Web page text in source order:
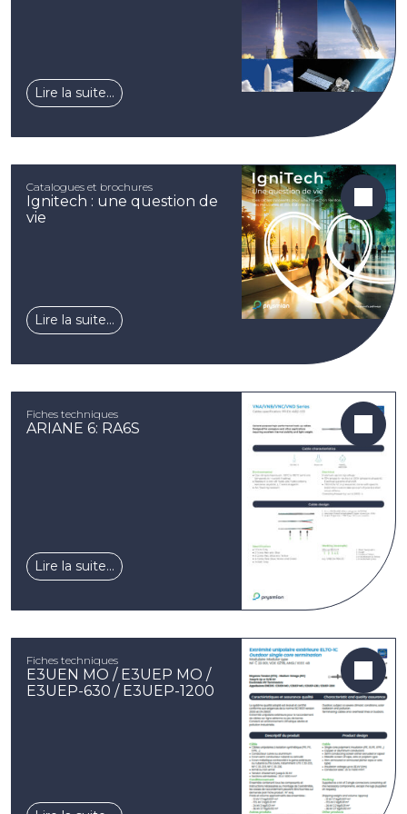
Lire la suite…
Catalogues et brochures
Ignitech : une question de
vie
Lire la suite…
Fiches techniques
ARIANE 6: RA6S
Lire la suite…
Fiches techniques
E3UEN MO / E3UEP MO /
E3UEP-630 / E3UEP-1200